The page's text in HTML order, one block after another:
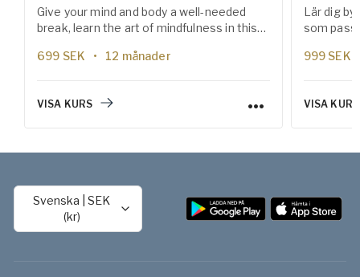
Give your mind and body a well-needed
break, learn the art of mindfulness in this
699 SEK 12 månader
VISA KURS
Lär dig
som
effektiva
999 SEK
VISA KURS
Svenska |SEK
(kr)